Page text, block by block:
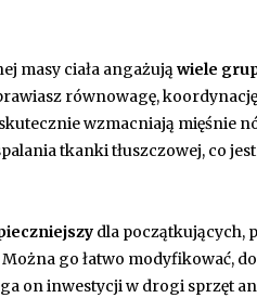
masy ciała angażująwiele
równowagę,
wzmacniają mięśnie
tkanki tłuszczowej, co
dla początkujących,
go łatwo modyfikować,
on inwestycji w drogi sprzęt